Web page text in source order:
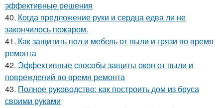
эффективные решения
40. Когда предложение руки и сердца едва ли не
закончилось пожаром.
41. Как защитить пол и мебель от пыли и грязи во время
ремонта
42. Эффективные способы защиты окон от пыли и
повреждений во время ремонта
43. Полное руководство: как построить дом из бруса
своими руками